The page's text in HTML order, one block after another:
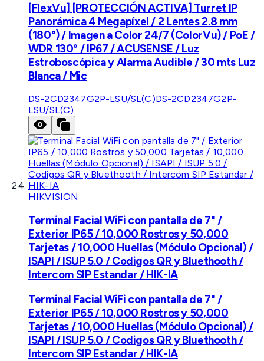
[FlexVu] [PROTECCIÓN ACTIVA] Turret IP
Panorámica 4 Megapíxel / 2 Lentes 2.8 mm
(180°) / Imagen a Color 24/7 (ColorVu) / PoE /
WDR 130° / IP67 / ACUSENSE / Luz
Estroboscópica y Alarma Audible / 30 mts Luz
Blanca / Mic
DS-2CD2347G2P-LSU/SL(C)DS-2CD2347G2P-
LSU/SL(C)
HIKVISION
Terminal Facial WiFi con pantalla de 7" /
Exterior IP65 / 10,000 Rostros y 50,000
Tarjetas / 10,000 Huellas (Módulo Opcional) /
ISAPI / ISUP 5.0 / Codigos QR y Bluethooth /
Intercom SIP Estandar / HIK-IA
Terminal Facial WiFi con pantalla de 7" /
Exterior IP65 / 10,000 Rostros y 50,000
Tarjetas / 10,000 Huellas (Módulo Opcional) /
ISAPI / ISUP 5.0 / Codigos QR y Bluethooth /
Intercom SIP Estandar / HIK-IA